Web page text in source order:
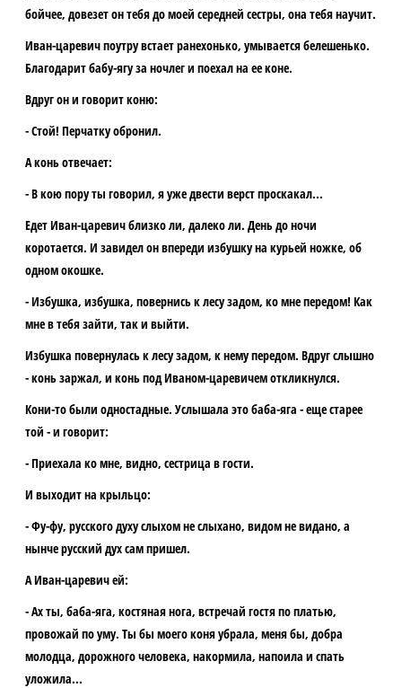
бойчее, довезет он тебя до моей середней сестры, она тебя научит.
Иван-царевич поутру встает ранехонько, умывается белешенько.
Благодарит бабу-ягу за ночлег и поехал на ее коне.
Вдруг он и говорит коню:
- Стой! Перчатку обронил.
А конь отвечает:
- В кою пору ты говорил, я уже двести верст проскакал...
Едет Иван-царевич близко ли, далеко ли. День до ночи
коротается. И завидел он впереди избушку на курьей ножке, об
одном окошке.
- Избушка, избушка, повернись к лесу задом, ко мне передом! Как
мне в тебя зайти, так и выйти.
Избушка повернулась к лесу задом, к нему передом. Вдруг слышно
- конь заржал, и конь под Иваном-царевичем откликнулся.
Кони-то были одностадные. Услышала это баба-яга - еще старее
той - и говорит:
- Приехала ко мне, видно, сестрица в гости.
И выходит на крыльцо:
- Фу-фу, русского духу слыхом не слыхано, видом не видано, а
нынче русский дух сам пришел.
А Иван-царевич ей:
- Ах ты, баба-яга, костяная нога, встречай гостя по платью,
провожай по уму. Ты бы моего коня убрала, меня бы, добра
молодца, дорожного человека, накормила, напоила и спать
уложила...